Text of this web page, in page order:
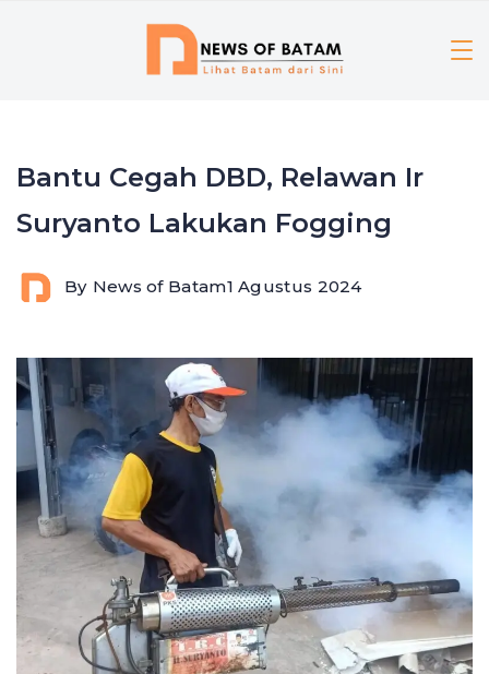
Bantu Cegah DBD, Relawan Ir
Suryanto Lakukan Fogging
By News of Batam1 Agustus 2024